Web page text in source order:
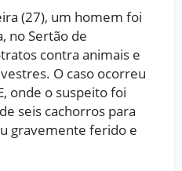
(27), um homem foi
no Sertão de
contra animais e
O caso ocorreu
onde o suspeito foi
seis cachorros para
gravemente ferido e